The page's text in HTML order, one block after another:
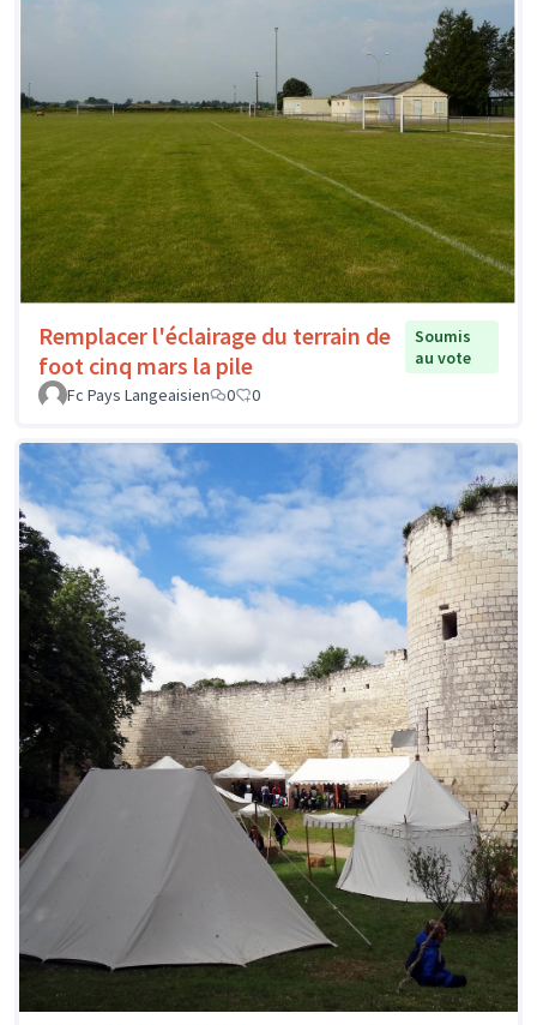
Remplacer l'éclairage du terrain de
foot cinq mars la pile
Soumis
au vote
Fc Pays Langeaisien
0 0